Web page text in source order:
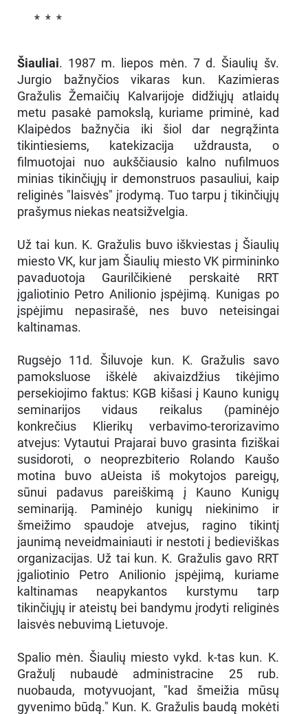
* * *
Šiauliai. 1987 m. liepos mėn. 7 d. Šiaulių šv.
Jurgio bažnyčios vikaras kun. Kazimieras
Gražulis Žemaičių Kalvarijoje didžiųjų atlaidų
metu pasakė pamokslą, kuriame priminė, kad
Klaipėdos bažnyčia iki šiol dar negrąžinta
tikintiesiems, katekizacija uždrausta, o
filmuotojai nuo aukščiausio kalno nufilmuos
minias tikinčiųjų ir demonstruos pasauliui, kaip
religinės "laisvės" įrodymą. Tuo tarpu į tikinčiųjų
prašymus niekas neatsižvelgia.
Už tai kun. K. Gražulis buvo iškviestas į Šiaulių
miesto VK, kur jam Šiaulių miesto VK pirmininko
pavaduotoja Gaurilčikienė perskaitė RRT
įgaliotinio Petro Anilionio įspėjimą. Kunigas po
įspėjimu nepasirašė, nes buvo neteisingai
kaltinamas.
Rugsėjo 11d. Šiluvoje kun. K. Gražulis savo
pamoksluose iškėlė akivaizdžius tikėjimo
persekiojimo faktus: KGB kišasi į Kauno kunigų
seminarijos vidaus reikalus (paminėjo
konkrečius Klierikų verbavimo-terorizavimo
atvejus: Vytautui Prajarai buvo grasinta fiziškai
susidoroti, o neoprezbiterio Rolando Kaušo
motina buvo aUeista iš mokytojos pareigų,
sūnui padavus pareiškimą į Kauno Kunigų
seminariją. Paminėjo kunigų niekinimo ir
šmeižimo spaudoje atvejus, ragino tikintį
jaunimą neveidmainiauti ir nestoti į bedieviškas
organizacijas. Už tai kun. K. Gražulis gavo RRT
įgaliotinio Petro Anilionio įspėjimą, kuriame
kaltinamas neapykantos kurstymu tarp
tikinčiųjų ir ateistų bei bandymu įrodyti religinės
laisvės nebuvimą Lietuvoje.
Spalio mėn. Šiaulių miesto vykd. k-tas kun. K.
Gražulį nubaudė administracine 25 rub.
nuobauda, motyvuojant, "kad šmeižia mūsų
gyvenimo būdą." Kun. K. Gražulis baudą mokėti